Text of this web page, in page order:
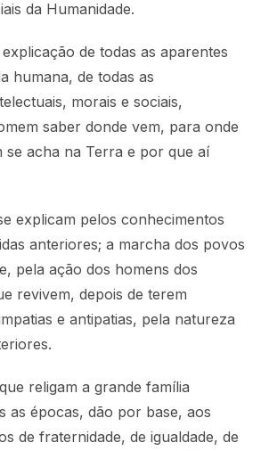
da Humanidade.
de todas as aparentes
humana, de todas as
morais e sociais,
saber donde vem, para onde
se acha na Terra e por que aí
explicam pelos conhecimentos
anteriores; a marcha dos povos
pela ação dos homens dos
revivem, depois de terem
e antipatias, pela natureza
religam a grande família
as épocas, dão por base, aos
de fraternidade, de igualdade, de